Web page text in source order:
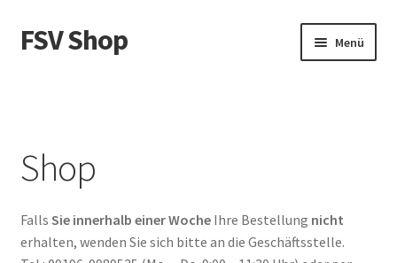
Zur
Navigation
Zum
Inhalt
FSV Shop Menü
Datenschutzerklärung
Impressum
Shop
Falls Sie innerhalb einer Woche Ihre Bestellung nicht
erhalten, wenden Sie sich bitte an die Geschäftsstelle.